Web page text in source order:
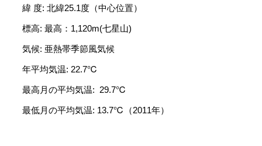
緯 度: 北緯25.1度（中心位置）
標高: 最高：1,120m(七星山)
気候: 亜熱帯季節風気候
年平均気温: 22.7℃
最高月の平均気温: 29.7℃
最低月の平均気温: 13.7℃（2011年）